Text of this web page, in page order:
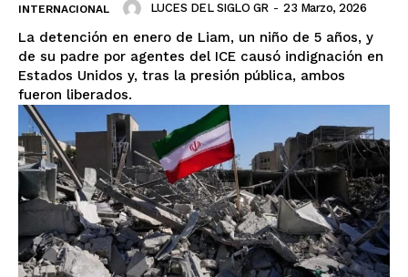
INTERNACIONAL LUCES DEL SIGLO GR - 23 Marzo, 2026
La detención en enero de Liam, un niño de 5 años, y
de su padre por agentes del ICE causó indignación en
Estados Unidos y, tras la presión pública, ambos
fueron liberados.